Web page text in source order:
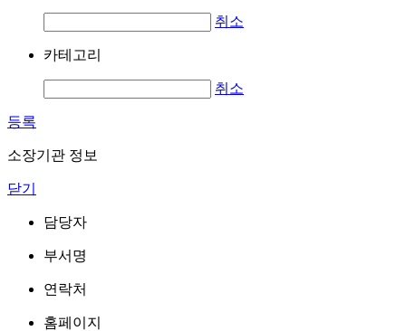
취소
카테고리
취소
등록
소장기관 정보
닫기
담당자
부서명
연락처
홈페이지